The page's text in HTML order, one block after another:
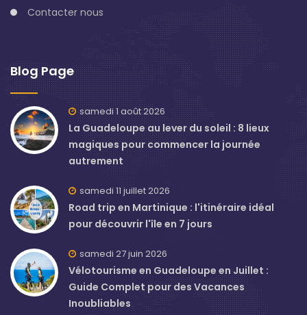
Contacter nous
Blog Page
samedi 1 août 2026
La Guadeloupe au lever du soleil : 8 lieux
magiques pour commencer la journée
autrement
samedi 11 juillet 2026
Road trip en Martinique : l'itinéraire idéal
pour découvrir l'île en 7 jours
samedi 27 juin 2026
Vélotourisme en Guadeloupe en Juillet :
Guide Complet pour des Vacances
Inoubliables